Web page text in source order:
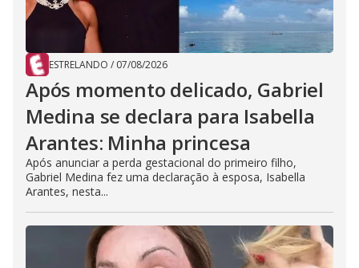
ESTRELANDO / 07/08/2026
Após momento delicado, Gabriel
Medina se declara para Isabella
Arantes: Minha princesa
Após anunciar a perda gestacional do primeiro filho,
Gabriel Medina fez uma declaração à esposa, Isabella
Arantes, nesta...